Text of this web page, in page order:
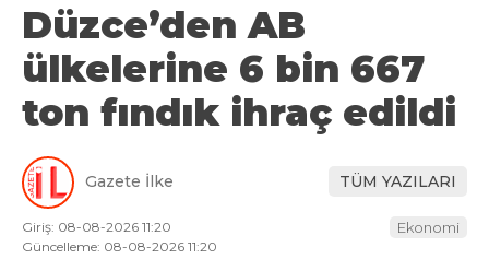
Düzce’den AB
ülkelerine 6 bin 667
ton fındık ihraç edildi
Gazete İlke TÜM YAZILARI
Giriş: 08-08-2026 11:20
Güncelleme: 08-08-2026 11:20
Ekonomi